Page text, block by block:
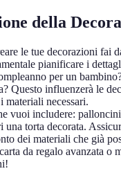
della
le tue decorazioni fai
pianificare i
per un
Questo influenzerà le
materiali necessari.
vuoi includere:
una torta decorata.
dei materiali che già
da regalo avanzata o